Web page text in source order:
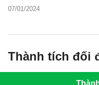
07/01/2024
giữa hai đội tại Olympico đều
Thành tích đối